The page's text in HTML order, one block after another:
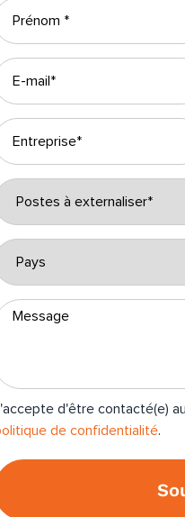
d'être contacté(e)
de confidentialité.